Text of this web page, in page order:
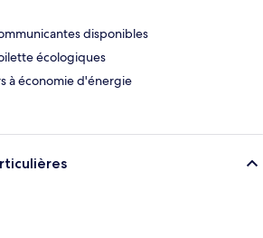
disponibles
écologiques
à économie d'énergie